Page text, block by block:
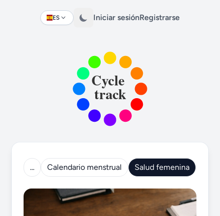
ES
Change language Iniciar sesiónRegistrarse
... Calendario menstrual Salud femenina